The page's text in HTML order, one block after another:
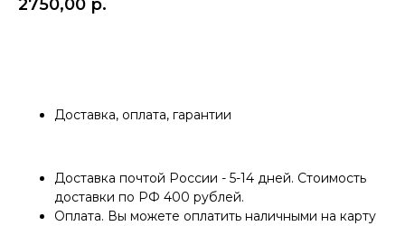
2750,00 р.
Доставка, оплата, гарантии
Доставка почтой России - 5-14 дней. Стоимость
доставки по РФ 400 рублей.
Оплата. Вы можете оплатить наличными на карту